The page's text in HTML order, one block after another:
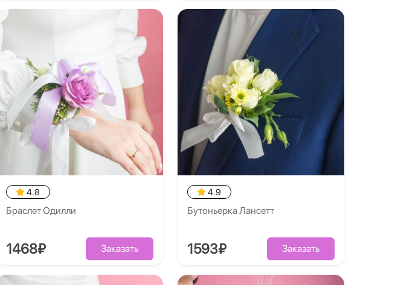
4.8
​Брасле​т Одилли
1468₽ Заказать
4.9
Бутоньерка Лансетт
1593₽ Заказать